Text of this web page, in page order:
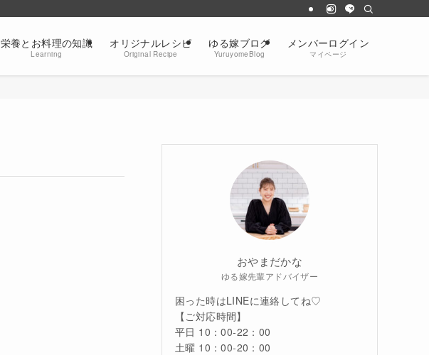
栄養とお料理の知識
Learning
オリジナルレシピ
Original Recipe
ゆる嫁ブログ
YuruyomeBlog
メンバーログイン
マイページ
おやまだかな
ゆる嫁先輩アドバイザー
困った時はLINEに連絡してね♡
【ご対応時間】
平日 10：00-22：00
土曜 10：00-20：00